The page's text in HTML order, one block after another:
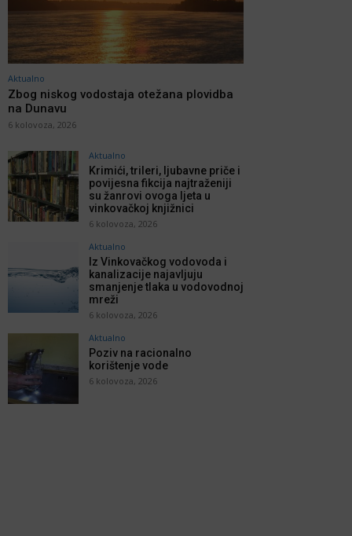
Aktualno
Zbog niskog vodostaja otežana plovidba
na Dunavu
6 kolovoza, 2026
Aktualno
Krimići, trileri, ljubavne priče i
povijesna fikcija najtraženiji
su žanrovi ovoga ljeta u
vinkovačkoj knjižnici
6 kolovoza, 2026
Aktualno
Iz Vinkovačkog vodovoda i
kanalizacije najavljuju
smanjenje tlaka u vodovodnoj
mreži
6 kolovoza, 2026
Aktualno
Poziv na racionalno
korištenje vode
6 kolovoza, 2026